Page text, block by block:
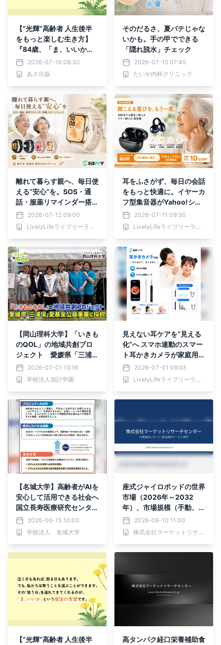
【“光輝”高齢者 人生後半
をもっと楽しむ生き方】
『84歳、「ま、いいか」
で人生うまくいく』重版
（７月28日 出来予定）の
お知らせ
2026-07-16 08:30
あさ出版
そのだるさ、夏バテじゃな
いかも。手の甲でできる
「隠れ脱水」チェック
2026-07-15 07:45
たいや内科クリニック
離れて暮らす親へ、毎日使
える“安心”を。SOS・通
話・服薬リマインダー搭載
のSOPPYスマートウォッ
チ登場！
2026-07-12 09:00
LivelyLifeライブリーライフ株式会社
耳をふさがず、毎日の会話
をもっと快適に。イヤーカ
フ型集音器がYahoo!ショ
ッピング「超P祭」目玉商
品に選出。
2026-07-11 09:30
LivelyLifeライブリーライフ株式会社
【岡山理科大学】「いきも
のQOL」の地域共創プロ
ジェクト 愛媛県「三浦
保」愛基金公募事業に採択
2026-07-01 15:16
学校法人加計学園
見えない耳ケアを“見える
化”へ スマホ連動のスマー
ト耳かきカメラが家庭用ケ
アを革新2026-07-01 09:05
LivelyLifeライブリーライフ株式会社
【名城大学】高齢者がAIを
安心して活用できる社会へ
国立長寿医療研究センタ
ー･名城大学等が AI･ロボ
ットを活用した高齢者向け
AIリテラシー教育モデルの
2026-06-15 10:00
学校法人 名城大学
座式ジャイロポッドの世界
市場（2026年～2032
年）、市場規模（手動、電
動）・分析レポートを発表
2026-06-10 11:00
株式会社マーケットリサーチセンター
【“光輝”高齢者 人生後半
高タンパク経口栄養補助食